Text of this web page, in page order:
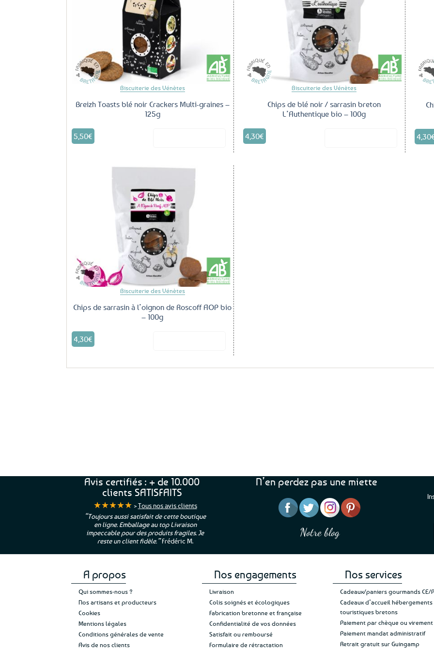
Biscuiterie des Vénètes
Breizh Toasts blé noir Crackers Multi-graines –
125g
5,50€
Biscuiterie des Vénètes
Chips de blé noir / sarrasin breton
L’Authentique bio – 100g
4,30€ 4,30
Biscuiterie des Vénètes
Chips de sarrasin à l’oignon de Roscoff AOP bio
– 100g
4,30€
Avis certifiés : + de 10.000
clients SATISFAITS
★★★★★ >Tous nos avis clients
“Toujours aussi satisfait de cette boutique
en ligne. Emballage au top Livraison
impeccable pour des produits fragiles. Je
reste un client fidèle.”Frédéric M.
“Une boutique que je recommande pour
leur sérieux, des bons et beaux produits
et une équipe à l’écoute :-)”Patricia M.
“J’ai mis 5 étoiles parce
en mettre
Je suis plus que
de ma livraison. Ne
N’en perdez pas une miette
Notre blog
A propos
Qui sommes-nous ?
Nos artisans et producteurs
Cookies
Mentions légales
Conditions générales de vente
Avis de nos clients
Nos engagements
Livraison
Colis soignés et écologiques
Fabrication bretonne et française
Confidentialité de vos données
Satisfait ou remboursé
Formulaire de rétractation
Nos services
Cadeaux/paniers gourmands CE/
Cadeaux d’accueil hébergements
touristiques bretons
Paiement par chèque ou virement
Paiement mandat administratif
Retrait gratuit sur Guingamp